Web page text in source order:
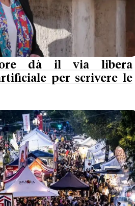
dà il via libera
per scrivere le